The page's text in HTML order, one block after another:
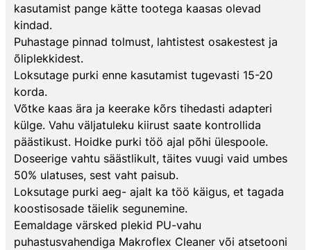
kasutamist pange kätte tootega kaasas olevad
kindad.
Puhastage pinnad tolmust, lahtistest osakestest ja
õliplekkidest.
Loksutage purki enne kasutamist tugevasti 15-20
korda.
Võtke kaas ära ja keerake kõrs tihedasti adapteri
külge. Vahu väljatuleku kiirust saate kontrollida
päästikust. Hoidke purki töö ajal põhi ülespoole.
Doseerige vahtu säästlikult, täites vuugi vaid umbes
50% ulatuses, sest vaht paisub.
Loksutage purki aeg- ajalt ka töö käigus, et tagada
koostisosade täielik segunemine.
Eemaldage värsked plekid PU-vahu
puhastusvahendiga Makroflex Cleaner või atsetooni